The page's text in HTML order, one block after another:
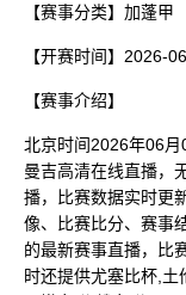
【赛事分类】 加蓬甲
【开赛时间】 2026-
【赛事介绍】
北京时间2026年06
曼吉高清在线直播，
播，比赛数据实时更
像、比赛比分、赛事
的最新赛事直播，比
时还提供尤塞比杯,